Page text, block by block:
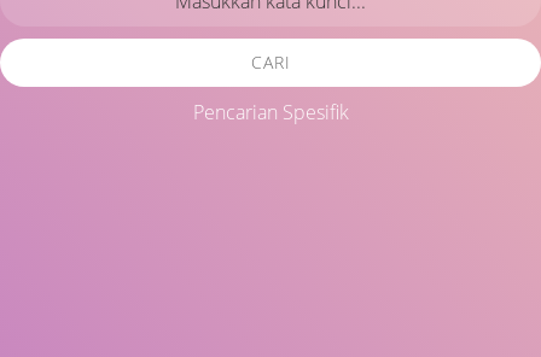
CARI
Pencarian Spesifik